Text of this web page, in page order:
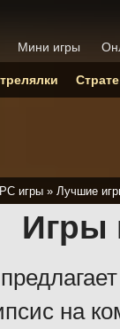
PC игры » Лучшие
Игры
на
Мини игры